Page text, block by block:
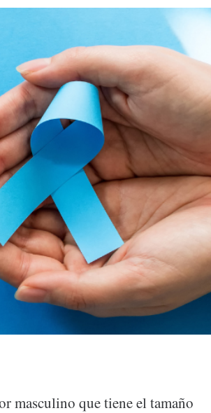
masculino que tiene el tamaño